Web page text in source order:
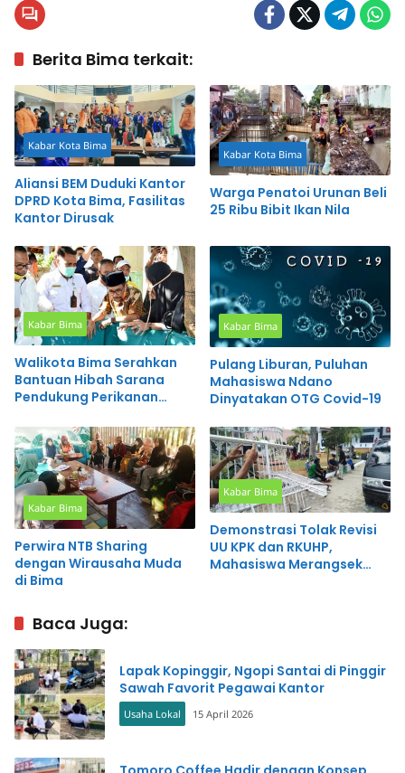
Berita Bima terkait:
Kabar Kota Bima
Aliansi BEM Duduki Kantor
DPRD Kota Bima, Fasilitas
Kantor Dirusak
Kabar Kota Bima
Warga Penatoi Urunan Beli
25 Ribu Bibit Ikan Nila
Kabar Bima
Walikota Bima Serahkan
Bantuan Hibah Sarana
Pendukung Perikanan
Kabar Bima
Pulang Liburan, Puluhan
Mahasiswa Ndano
Dinyatakan OTG Covid-19
Kabar Bima
Perwira NTB Sharing
dengan Wirausaha Muda
di Bima
Kabar Bima
Demonstrasi Tolak Revisi
UU KPK dan RKUHP,
Mahasiswa Merangsek
Baca Juga:
Lapak Kopinggir, Ngopi Santai di Pinggir
Sawah Favorit Pegawai Kantor
Usaha Lokal 15 April 2026